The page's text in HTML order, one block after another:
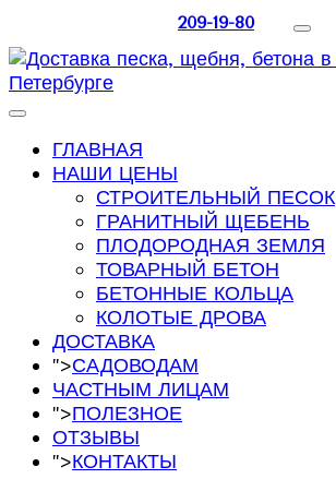
209-19-80
ГЛАВНАЯ
НАШИ ЦЕНЫ
СТРОИТЕЛЬНЫЙ ПЕСОК
ГРАНИТНЫЙ ЩЕБЕНЬ
ПЛОДОРОДНАЯ ЗЕМЛЯ
ТОВАРНЫЙ БЕТОН
БЕТОННЫЕ КОЛЬЦА
КОЛОТЫЕ ДРОВА
ДОСТАВКА
">САДОВОДАМ
ЧАСТНЫМ ЛИЦАМ
">ПОЛЕЗНОЕ
ОТЗЫВЫ
">КОНТАКТЫ